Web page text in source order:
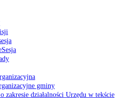
gminy
zakresie działalności Urzędu w tekście